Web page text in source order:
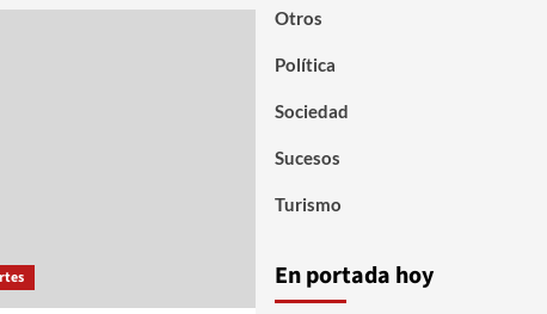
Otros
Política
Sociedad
Sucesos
Turismo
En portada hoy